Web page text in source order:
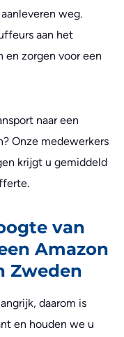
weg.
aan het
en zorgen voor een
naar een
Onze medewerkers
krijgt u gemiddeld
van
Amazon
Zweden
daarom is
en houden we u